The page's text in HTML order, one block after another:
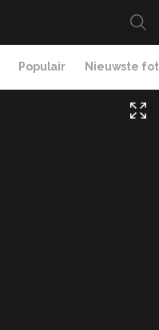
Populair Nieuwste